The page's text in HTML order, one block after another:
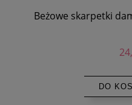
Beżowe skarpetki
DO